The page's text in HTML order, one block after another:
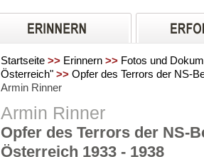
Startseite >> Erinnern >> Fotos und
Österreich" >> Opfer des Terrors der NS-
Armin Rinner
Armin Rinner
Opfer des Terrors der NS-
Österreich 1933 - 1938